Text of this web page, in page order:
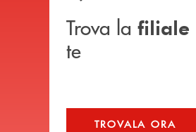
Trova la filiale
te
TROVALA ORA